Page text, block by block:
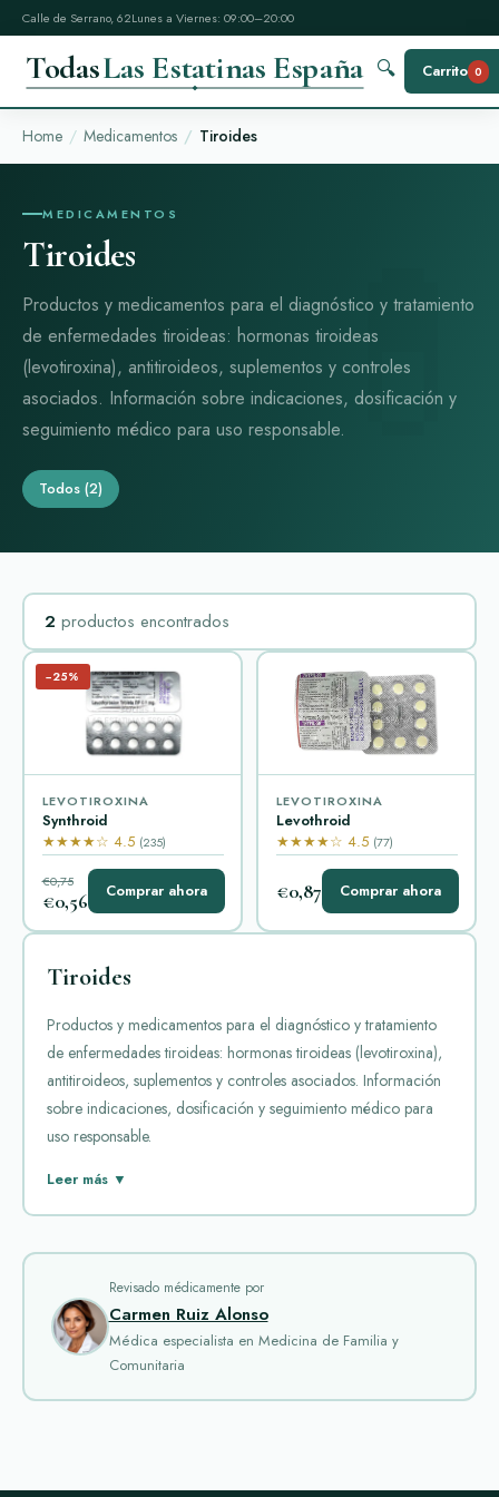
Calle de Serrano, 62Lunes a Viernes: 09:00–20:00
TodasLas Estatinas España 🔍 Carrito 0
Home Medicamentos Tiroides
MEDICAMENTOS
Tiroides
Productos y medicamentos para el diagnóstico y tratamiento
de enfermedades tiroideas: hormonas tiroideas
(levotiroxina), antitiroideos, suplementos y controles
asociados. Información sobre indicaciones, dosificación y
seguimiento médico para uso responsable.
Todos (2)
2 productos encontrados
−25%
LEVOTIROXINA
Synthroid
★★★★☆ 4.5 (235)
€0,75
€0,56 Comprar ahora
LEVOTIROXINA
Levothroid
★★★★☆ 4.5 (77)
€0,87 Comprar ahora
Tiroides
Productos y medicamentos para el diagnóstico y tratamiento
de enfermedades tiroideas: hormonas tiroideas (levotiroxina),
antitiroideos, suplementos y controles asociados. Información
sobre indicaciones, dosificación y seguimiento médico para
uso responsable.
Los medicamentos para la tiroides abarcan hormonas tiroideas
glándula tiroidea no produce suficiente hormona
(hipotiroidismo) o cuando es necesario regular el aporte
hormonal tras cirugía, tratamiento con yodo radiactivo o en
determinadas estrategias oncológicas. Entre los nombres más
conocidos que aparecen en este grupo figuran productos
como Cytomel, Levothroid y Synthroid, que representan
restablecer niveles hormonales adecuados y aliviar signos
Leer más ▼
Revisado médicamente por
Carmen Ruiz Alonso
Médica especialista en Medicina de Familia y
Comunitaria